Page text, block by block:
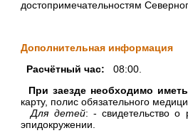
достопримечательностям
Дополнительная информация
Расчётный час: 08:00.
При заезде необходимо
карту, полис обязательного
Для детей: - свидетельство о
эпидокружении.